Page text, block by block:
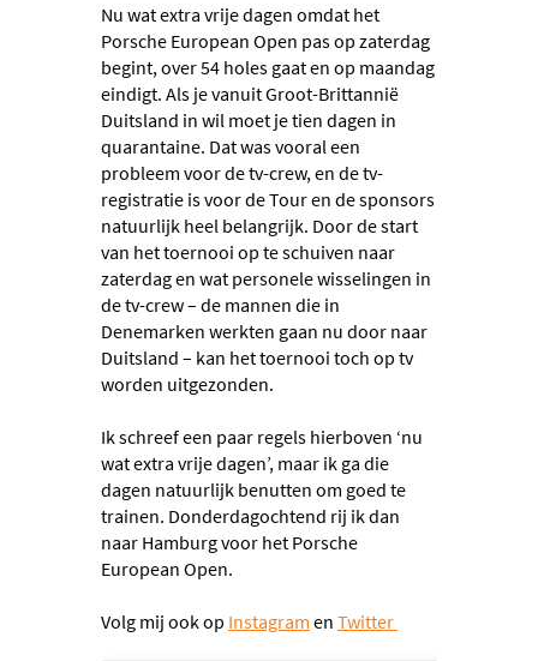
Nu wat extra vrije dagen omdat het
Porsche European Open pas op zaterdag
begint, over 54 holes gaat en op maandag
eindigt. Als je vanuit Groot-Brittannië
Duitsland in wil moet je tien dagen in
quarantaine. Dat was vooral een
probleem voor de tv-crew, en de tv-
registratie is voor de Tour en de sponsors
natuurlijk heel belangrijk. Door de start
van het toernooi op te schuiven naar
zaterdag en wat personele wisselingen in
de tv-crew – de mannen die in
Denemarken werkten gaan nu door naar
Duitsland – kan het toernooi toch op tv
worden uitgezonden.
Ik schreef een paar regels hierboven ‘nu
wat extra vrije dagen’, maar ik ga die
dagen natuurlijk benutten om goed te
trainen. Donderdagochtend rij ik dan
naar Hamburg voor het Porsche
European Open.
Volg mij ook op Instagram en Twitter